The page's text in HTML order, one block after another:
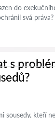
do
svá práva?
s
sousedy, kteří